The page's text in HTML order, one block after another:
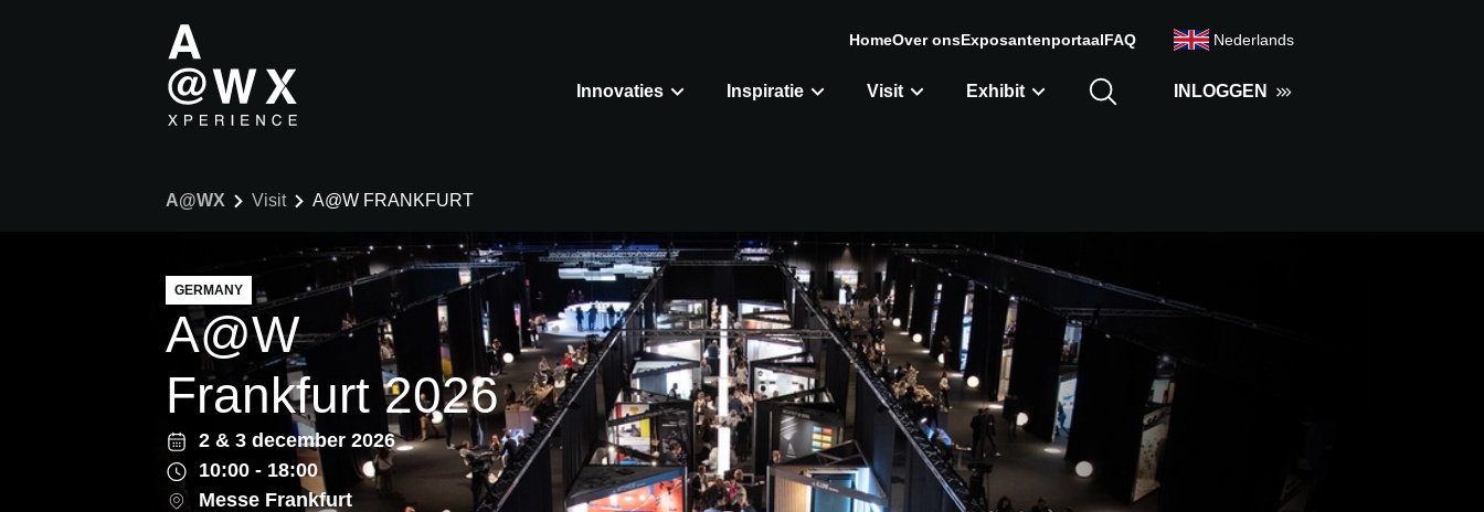
Innovaties Inspiratie Visit Exhibit INLOGGEN
HomeOver onsExposantenportaalFAQ Nederlands
A@WX Visit A@W FRANKFURT
GERMANY
A@W
Frankfurt 2026
2 & 3 december 2026
10:00 - 18:00
Messe Frankfurt